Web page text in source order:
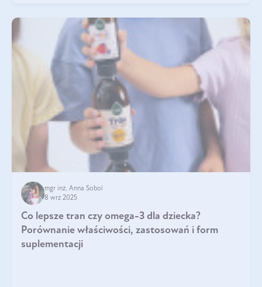
mgr inż. Anna Sobol
8 wrz 2025
Co lepsze tran czy omega-3 dla dziecka?
Porównanie właściwości, zastosowań i form
suplementacji